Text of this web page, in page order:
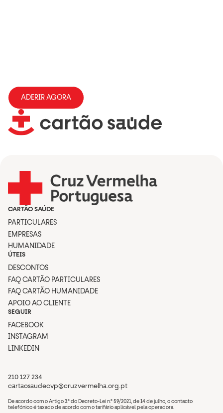
ADERIR AGORA
CARTÃO SAÚDE
PARTICULARES
EMPRESAS
HUMANIDADE
ÚTEIS
DESCONTOS
FAQ CARTÃO PARTICULARES
FAQ CARTÃO HUMANIDADE
APOIO AO CLIENTE
SEGUIR
FACEBOOK
INSTAGRAM
LINKEDIN
210 127 234
cartaosaudecvp@cruzvermelha.org.pt
De acordo com o Artigo 3.º do Decreto-Lei n.º 59/2021, de 14 de julho, o contacto
telefónico é taxado de acordo com o tarifário aplicável pela operadora.